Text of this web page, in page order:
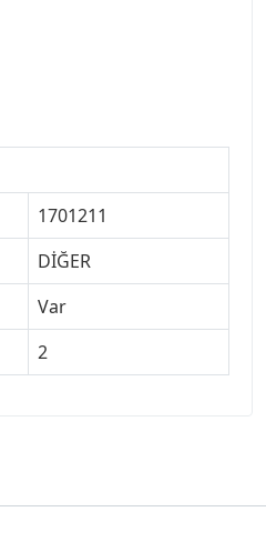
1701211
DİĞER
Var
2